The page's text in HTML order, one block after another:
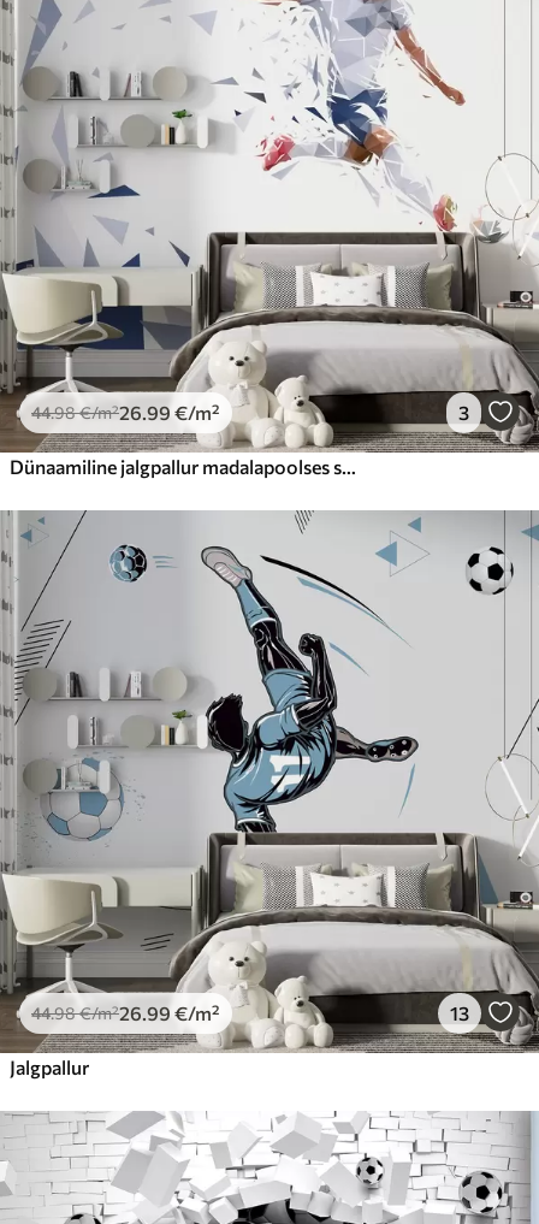
44.98€/m²26 .99 €/m² 3
44.98€/m²26 .99 €/m² 13
Jalgpallur